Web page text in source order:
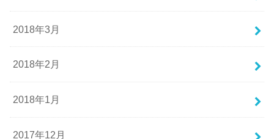
2018年3月
2018年2月
2018年1月
2017年12月